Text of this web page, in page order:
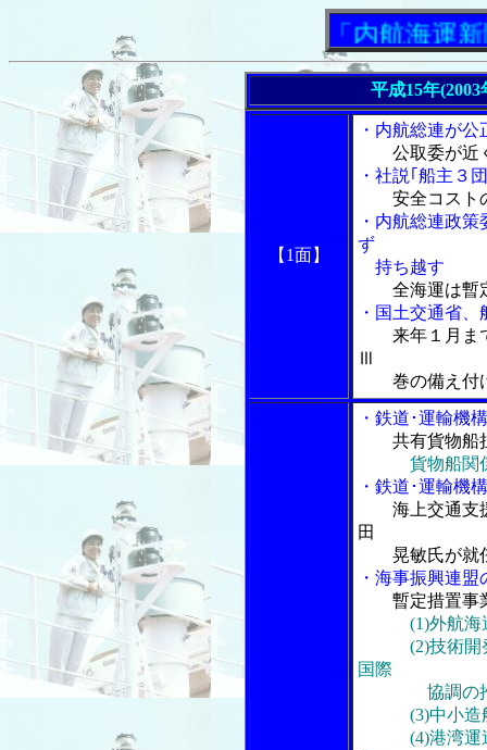
「内航海運新聞」
平成15年
【1面】
・内航総連が
公取委が近
・社説｢船主３
安全コスト
・内航総連政
ず
持ち越す
全海運は暫
・国土交通省
来年１月ま
Ⅲ
巻の備え付
・鉄道･運輸機
共有貨物船
貨物船関
・鉄道･運輸機
海上交通支
田
晃敏氏が就
・海事振興連
暫定措置事
(1)外航
(2)技術開発
国際
協調の
(3)中小造船
(4)港湾運送